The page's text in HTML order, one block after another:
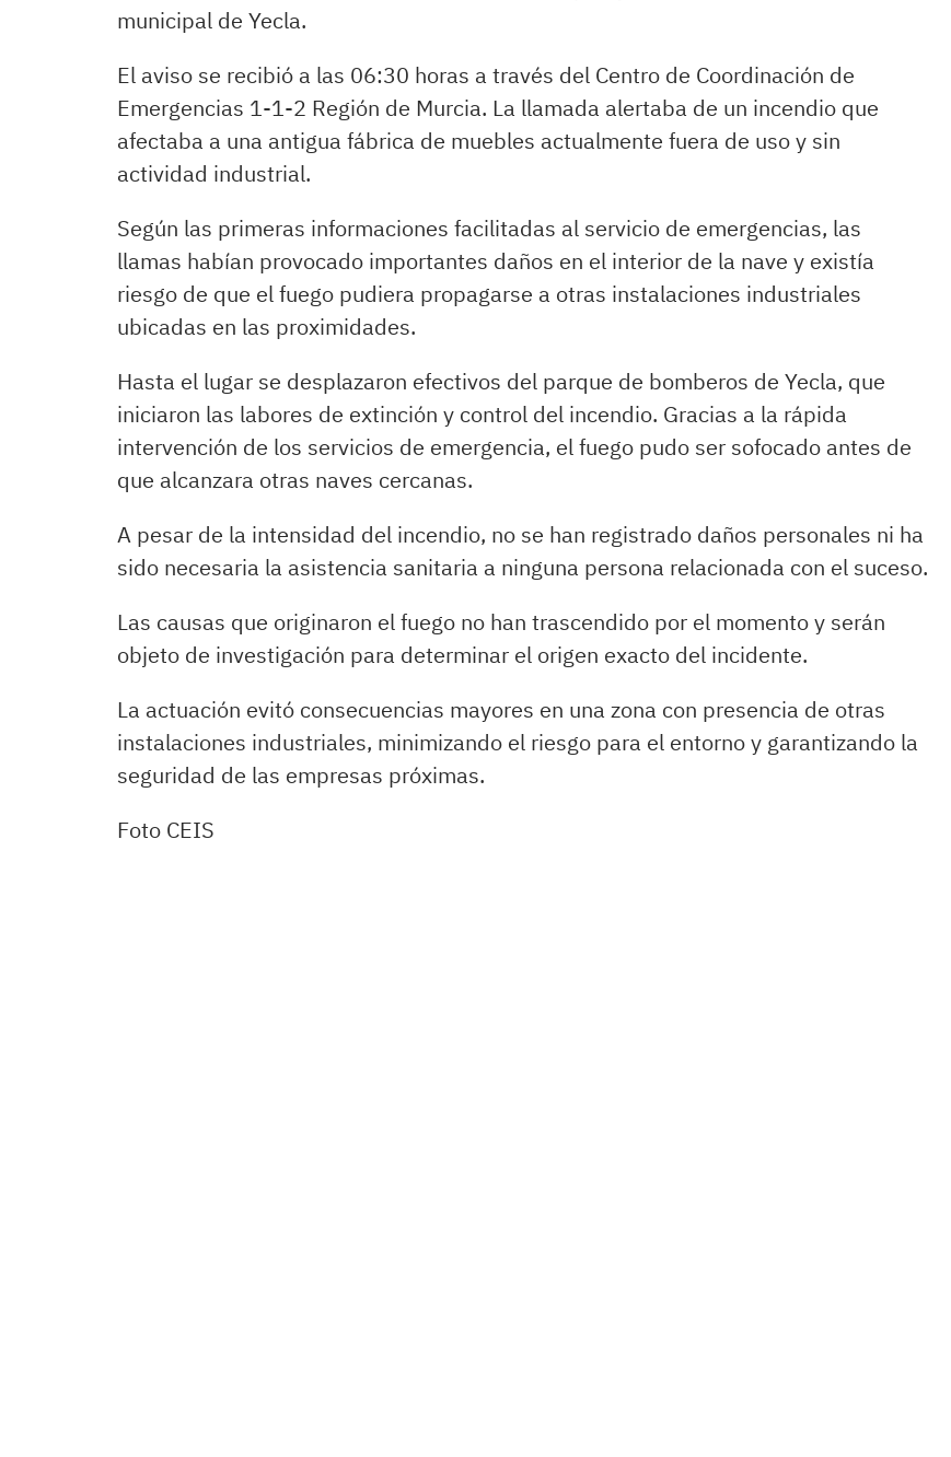
municipal de Yecla.
El aviso se recibió a las 06:30 horas a través del Centro de Coordinación de
Emergencias 1-1-2 Región de Murcia. La llamada alertaba de un incendio que
afectaba a una antigua fábrica de muebles actualmente fuera de uso y sin
actividad industrial.
Según las primeras informaciones facilitadas al servicio de emergencias, las
llamas habían provocado importantes daños en el interior de la nave y existía
riesgo de que el fuego pudiera propagarse a otras instalaciones industriales
ubicadas en las proximidades.
Hasta el lugar se desplazaron efectivos del parque de bomberos de Yecla, que
iniciaron las labores de extinción y control del incendio. Gracias a la rápida
intervención de los servicios de emergencia, el fuego pudo ser sofocado antes de
que alcanzara otras naves cercanas.
A pesar de la intensidad del incendio, no se han registrado daños personales ni ha
sido necesaria la asistencia sanitaria a ninguna persona relacionada con el suceso.
Las causas que originaron el fuego no han trascendido por el momento y serán
objeto de investigación para determinar el origen exacto del incidente.
La actuación evitó consecuencias mayores en una zona con presencia de otras
instalaciones industriales, minimizando el riesgo para el entorno y garantizando la
seguridad de las empresas próximas.
Foto CEIS